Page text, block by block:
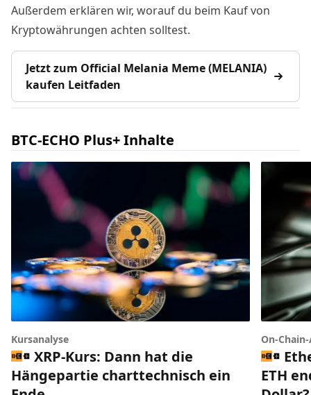
Außerdem erklären wir, worauf du beim Kauf von
Kryptowährungen achten solltest.
Jetzt zum Official Melania Meme (MELANIA)
kaufen Leitfaden
BTC-ECHO Plus+ Inhalte
Kursanalyse
XRP-Kurs: Dann hat die
Hängepartie charttechnisch ein
On-
ETH